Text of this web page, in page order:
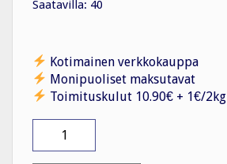
Saatavilla: 40
Kotimainen verkkokauppa
Monipuoliset maksutavat
Toimituskulut 10.90€ + 1€/2kg
MPLM
3